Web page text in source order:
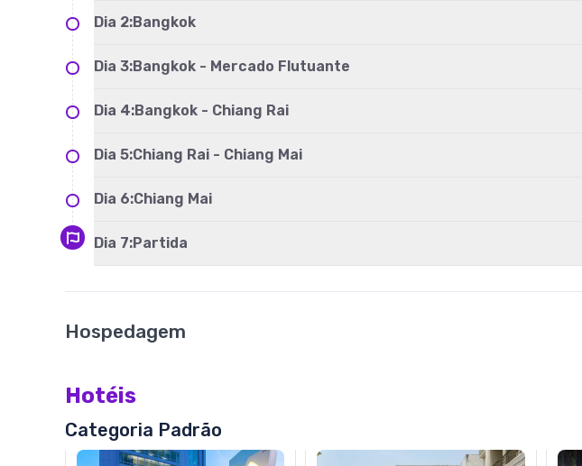
Dia 2:Bangkok
Dia 3:Bangkok - Mercado Flutuante
Dia 4:Bangkok - Chiang Rai
Dia 5:Chiang Rai - Chiang Mai
Dia 6:Chiang Mai
Dia 7:Partida
Hospedagem
Hotéis
Categoria Padrão